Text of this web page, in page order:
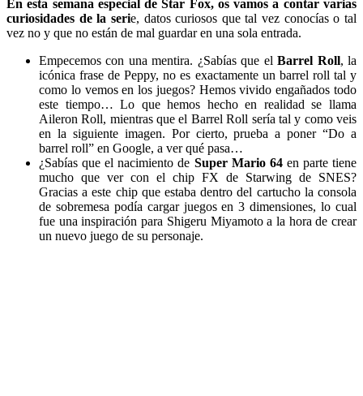
En esta semana especial de Star Fox, os vamos a contar varias
curiosidades de la serie, datos curiosos que tal vez conocías o tal
vez no y que no están de mal guardar en una sola entrada.
Empecemos con una mentira. ¿Sabías que elBarrel Roll, la
icónica frase de Peppy, no es exactamente un barrel roll tal y
como lo vemos en los juegos? Hemos vivido engañados todo
este tiempo… Lo que hemos hecho en realidad se llama
Aileron Roll, mientras que el Barrel Roll sería tal y como veis
en la siguiente imagen. Por cierto, prueba a poner “Do a
barrel roll” en Google, a ver qué pasa…
¿Sabías que el nacimiento de Super Mario 64en parte tiene
mucho que ver con el chip FX de Starwing de SNES?
Gracias a este chip que estaba dentro del cartucho la consola
de sobremesa podía cargar juegos en 3 dimensiones, lo cual
fue una inspiración para Shigeru Miyamoto a la hora de crear
un nuevo juego de su personaje.